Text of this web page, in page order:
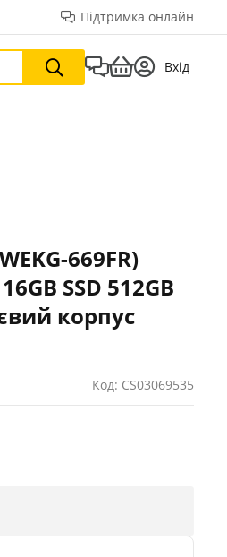
Підтримка онлайн
Вхід
669FR)
SSD 512GB
корпус
Код: CS03069535